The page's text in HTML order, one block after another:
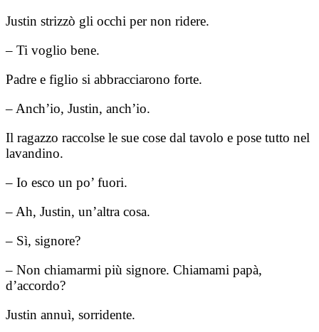
Justin strizzò gli occhi per non ridere.
– Ti voglio bene.
Padre e figlio si abbracciarono forte.
– Anch’io, Justin, anch’io.
Il ragazzo raccolse le sue cose dal tavolo e pose tutto nel
lavandino.
– Io esco un po’ fuori.
– Ah, Justin, un’altra cosa.
– Sì, signore?
– Non chiamarmi più signore. Chiamami papà,
d’accordo?
Justin annuì, sorridente.